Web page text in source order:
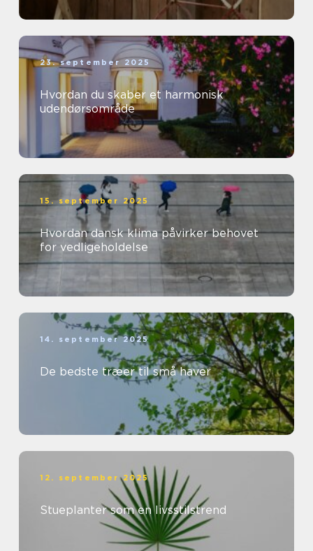
23. september 2025
Hvordan du skaber et harmonisk
udendørsområde
15. september 2025
Hvordan dansk klima påvirker behovet
for vedligeholdelse
14. september 2025
De bedste træer til små haver
12. september 2025
Stueplanter som en livsstilstrend